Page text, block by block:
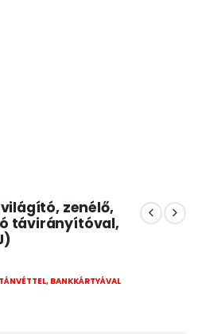
zenélő,
távirányítóval,
BANKKÁRTYÁVAL